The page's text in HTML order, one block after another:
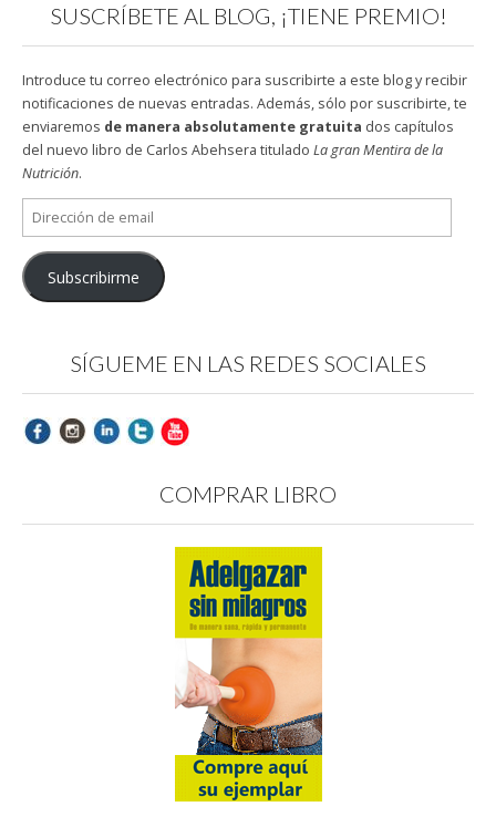
SUSCRÍBETE AL BLOG, ¡TIENE PREMIO!
Introduce tu correo electrónico para suscribirte a este blog y recibir
notificaciones de nuevas entradas. Además, sólo por suscribirte, te
enviaremos de manera absolutamente gratuita dos capítulos
del nuevo libro de Carlos Abehsera titulado La gran Mentira de la
Nutrición.
Dirección
de
email
Subscribirme
SÍGUEME EN LAS REDES SOCIALES
COMPRAR LIBRO